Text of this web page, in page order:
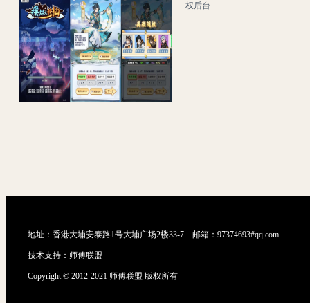
地址：香港大埔安泰路1号大埔广场2楼33-7 邮箱：97374693#qq.com
技术支持： 师傅联盟
Copyright © 2012-2021 师傅联盟 版权所有